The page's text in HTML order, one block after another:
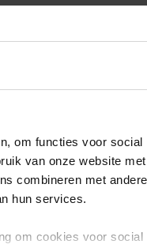
om functies voor
van onze website
combineren met
hun services.
om cookies voor
(see the